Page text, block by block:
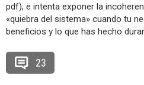
pdf), e intenta exponer la
«quiebra del sistema» cuando tu
beneficios y lo que has hecho
23